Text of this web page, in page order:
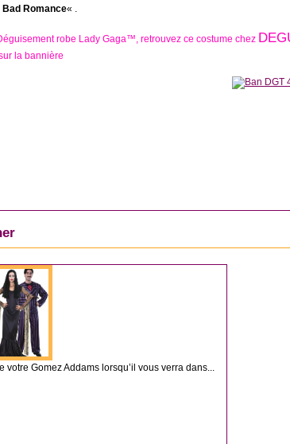
Bad Romance« .
robe Lady Gaga™, retrouvez ce costume chez
la bannière
DÉGUISEMENT COUPLE
votre Gomez Addams lorsqu’il vous verra dans...